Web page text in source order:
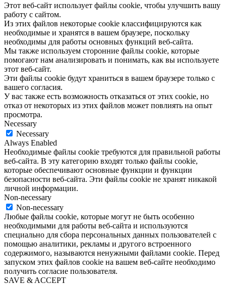
Этот веб-сайт использует файлы cookie, чтобы улучшить вашу
работу с сайтом.
Из этих файлов некоторые cookie классифицируются как
необходимые и хранятся в вашем браузере, поскольку
необходимы для работы основных функций веб-сайта.
Мы также используем сторонние файлы cookie, которые
помогают нам анализировать и понимать, как вы используете
этот веб-сайт.
Эти файлы cookie будут храниться в вашем браузере только с
вашего согласия.
У вас также есть возможность отказаться от этих cookie, но
отказ от некоторых из этих файлов может повлиять на опыт
просмотра.
Necessary
Necessary
Always Enabled
Необходимые файлы cookie требуются для правильной работы
веб-сайта. В эту категорию входят только файлы cookie,
которые обеспечивают основные функции и функции
безопасности веб-сайта. Эти файлы cookie не хранят никакой
личной информации.
Non-necessary
Non-necessary
Любые файлы cookie, которые могут не быть особенно
необходимыми для работы веб-сайта и используются
специально для сбора персональных данных пользователей с
помощью аналитики, рекламы и другого встроенного
содержимого, называются ненужными файлами cookie. Перед
запуском этих файлов cookie на вашем веб-сайте необходимо
получить согласие пользователя.
SAVE & ACCEPT